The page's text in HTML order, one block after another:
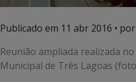
Publicado em 11 abr 2016 • por
Reunião ampliada realizada
Municipal de Três Lagoas